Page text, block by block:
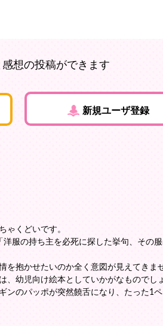
想の投稿ができます
新規ユーザ登録
ゃくどいです。
服の持ち主を必死に探した挙句、その
抱かせたいのか全く意図が見えてきま
幼児向け絵本としていかがなものでし
のパッポが突然饒舌になり、たった1